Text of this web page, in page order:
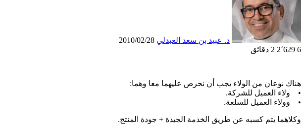
د. عبيد بن سعد العبدلي 2010/02/28
6
2 دقائق
هناك نوعان من الولاء يجب أن نحرص عليهما معا وهما:
• ولاء العميل للشركة.
• وولاء العميل للسلعة.
وكلاهما يتم كسبه عن طريق الخدمة الجيدة + جودة المنتج.